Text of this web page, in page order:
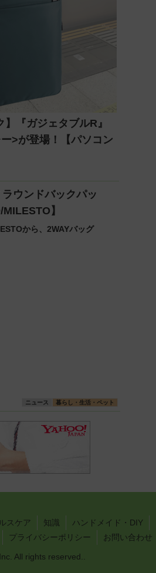
】『ガジェタブルR』
>が登場！【パソコン
ウンドバックパッ
】
から、2WAYバッグ
ニュース 暮らし・生活・ペット
スケア 知識 ハンドメイド・DIY
プライバシーポリシー お問い合わせ
All rights reserved..